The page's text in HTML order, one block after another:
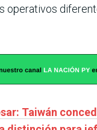
operativos
Taiwán